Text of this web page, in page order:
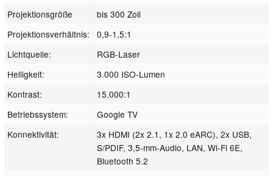
Projektionsgröße
bis 300 Zoll
Projektionsverhältnis:
0,9-1,5:1
Lichtquelle:
RGB-Laser
Helligkeit:
3.000 ISO-Lumen
Kontrast:
15.000:1
Betriebssystem:
Google TV
Konnektivität:
3x HDMI (2x 2.1, 1x 2.0 eARC), 2x USB,
S/PDIF, 3,5-mm-Audio, LAN, Wi-Fi 6E,
Bluetooth 5.2